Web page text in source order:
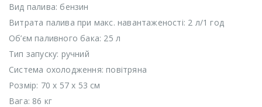
Вид палива: бензин
Витрата палива при макс. навантаженості: 2 л/1 год
Об’єм паливного бака: 25 л
Тип запуску: ручний
Система охолодження: повітряна
Розмір: 70 х 57 х 53 см
Вага: 86 кг